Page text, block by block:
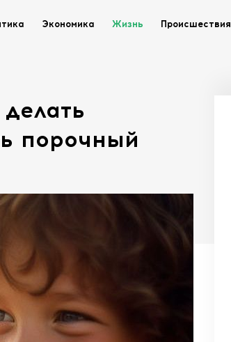
Экономика Жизнь Происшествия
порочный